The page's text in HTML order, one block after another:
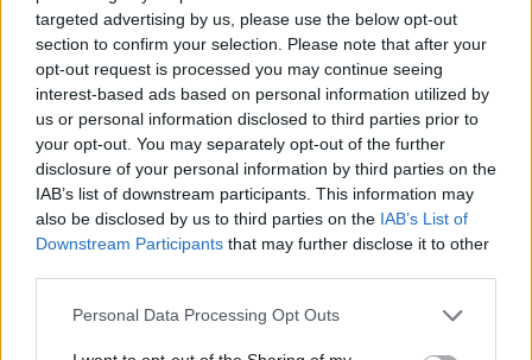
targeted advertising by us, please use the below opt-out
section to confirm your selection. Please note that after your
opt-out request is processed you may continue seeing
interest-based ads based on personal information utilized by
us or personal information disclosed to third parties prior to
your opt-out. You may separately opt-out of the further
disclosure of your personal information by third parties on the
IAB’s list of downstream participants. This information may
also be disclosed by us to third parties on the IAB’s List of
Downstream Participants that may further disclose it to other
Please note that this website/app uses one or more Google
Personal Data Processing Opt Outs